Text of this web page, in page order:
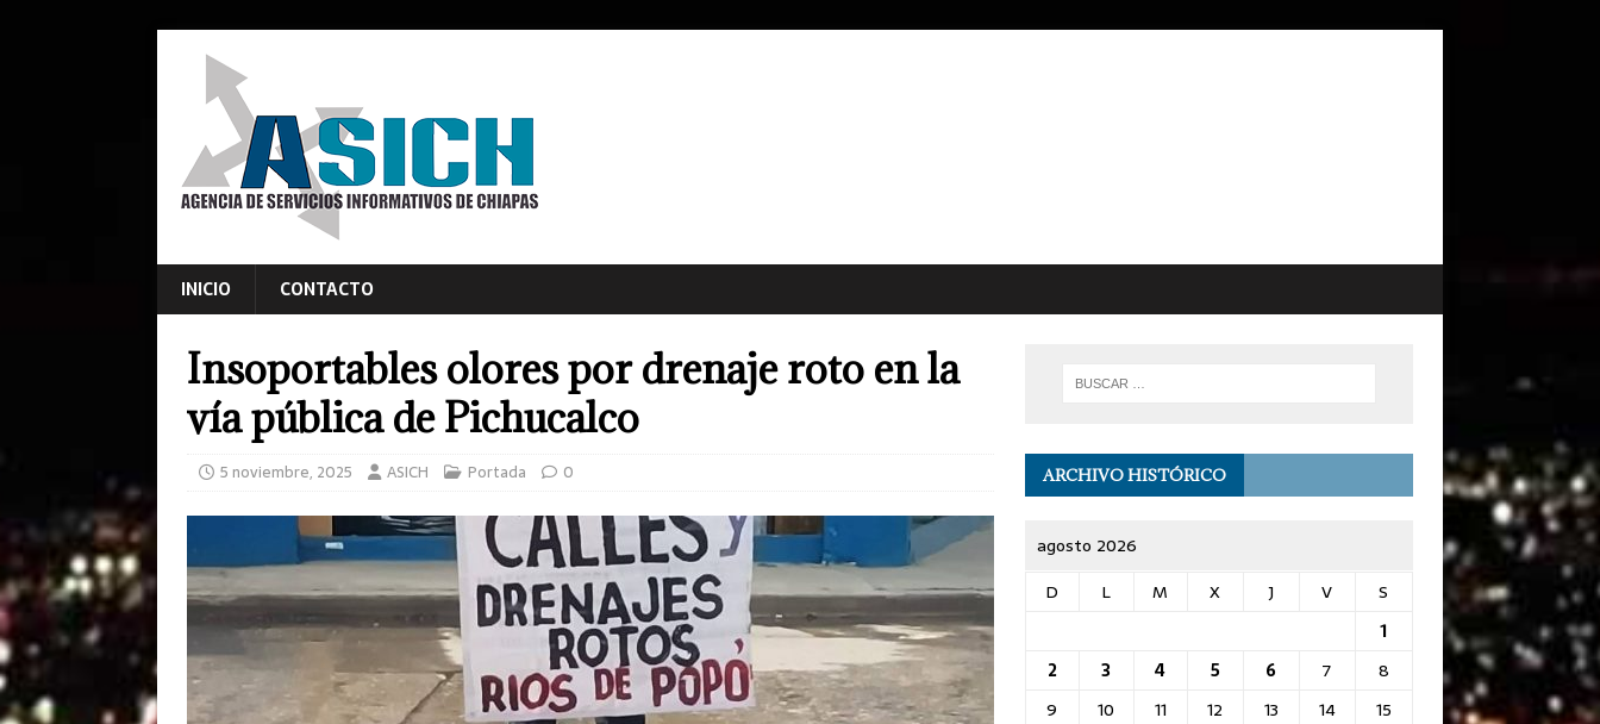
INICIO CONTACTO
Insoportables olores por drenaje roto en la
vía pública de Pichucalco
5 noviembre, 2025 ASICH Portada 0 ARCHIVO HISTÓRICO
agosto 2026
D
L M X J V
S
1
2
3 4 5 6 7
8
9
10 11 12 13 14
15